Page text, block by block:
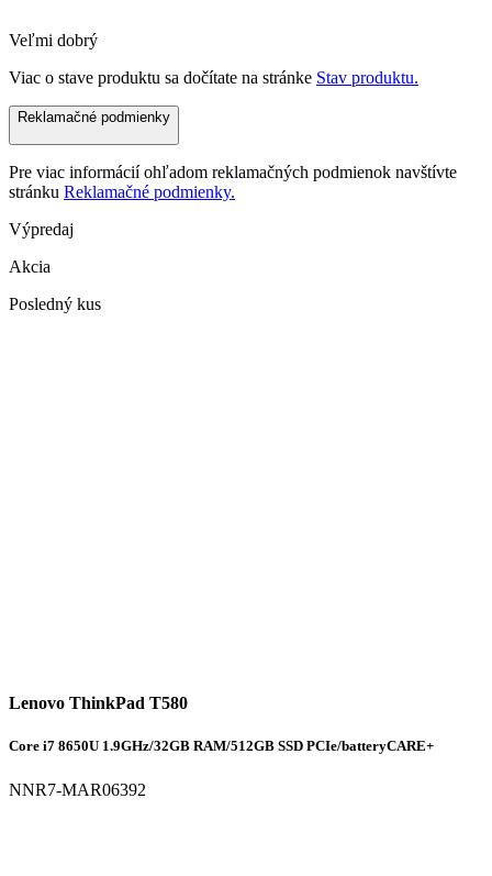
Veľmi dobrý
Viac o stave produktu sa dočítate na stránke Stav produktu.
Reklamačné podmienky
Pre viac informácií ohľadom reklamačných podmienok navštívte
stránku Reklamačné podmienky.
Výpredaj
Akcia
Posledný kus
Lenovo ThinkPad T580
Core i7 8650U 1.9GHz/32GB RAM/512GB SSD PCIe/batteryCARE+
NNR7-MAR06392